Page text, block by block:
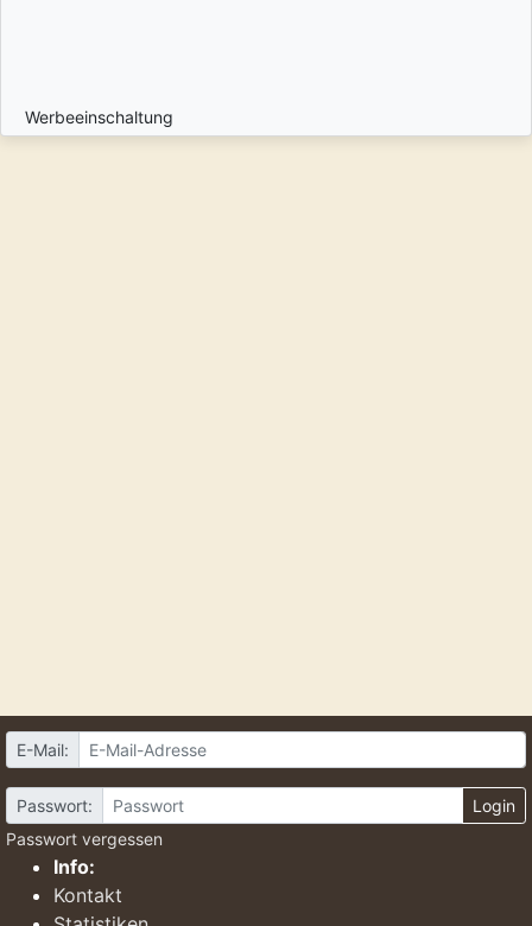
Werbeeinschaltung
E-Mail:
Passwort:
Login
Passwort vergessen
Info:
Kontakt